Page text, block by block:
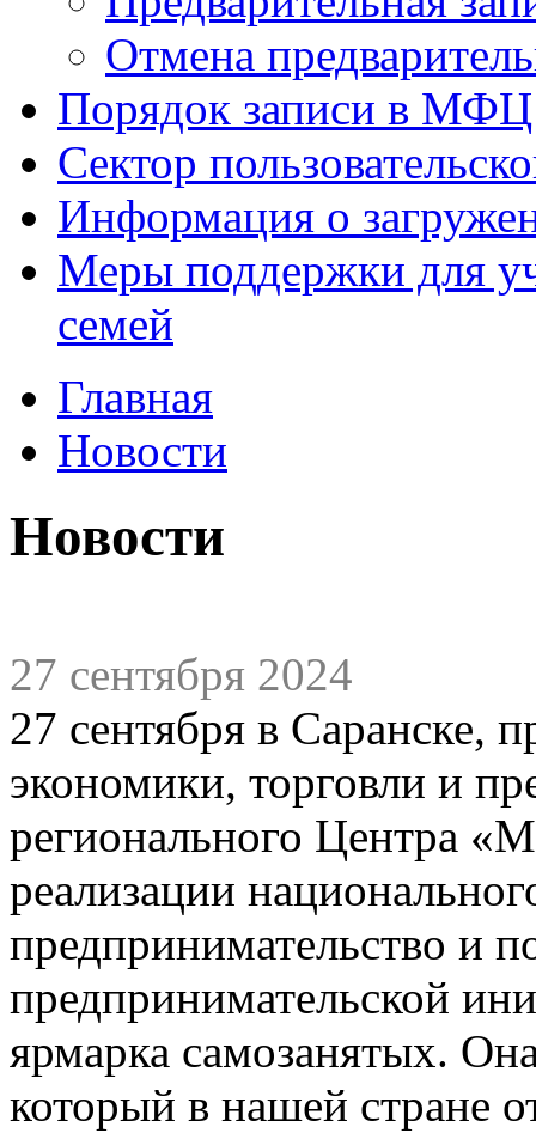
Отмена
Порядок записи в МФЦ
Сектор
Информация о
Меры поддержки для
семей
Главная
Новости
Новости
27 сентября 2024
27 сентября в Саранске,
экономики, торговли и
регионального Центра
реализации
предпринимательство и
предпринимательской
ярмарка самозанятых.
который в нашей стране